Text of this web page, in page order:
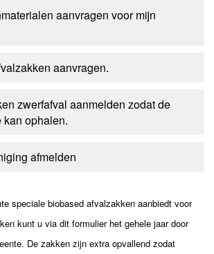
aanvragen voor mijn
aanvragen.
zwerfafval aanmelden zodat de
kan ophalen.
afmelden
speciale biobased afvalzakken aanbiedt voor
kunt u via dit formulier het gehele jaar door
De zakken zijn extra opvallend zodat